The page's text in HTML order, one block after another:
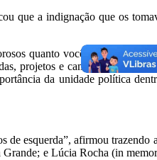
que a indignação que os
quanto vocês. Sem vocês
projetos e campanhas de que
da unidade política
de esquerda”, afirmou trazendo
Grande; e Lúcia Rocha (in